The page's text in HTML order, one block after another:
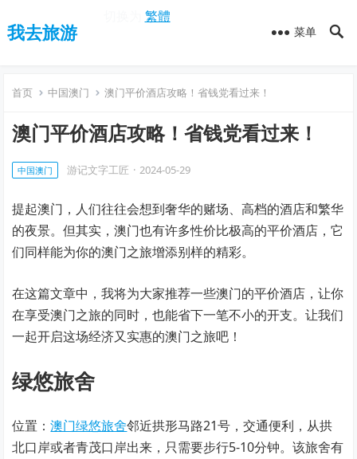
繁體
我去旅游 菜单
首页 中国澳门 澳门平价酒店攻略！省钱党看过来！
澳门平价酒店攻略！省钱党看过来！
中国澳门 游记文字工匠 · 2024-05-29
提起澳门，人们往往会想到奢华的赌场、高档的酒店和繁华
的夜景。但其实，澳门也有许多性价比极高的平价酒店，它
们同样能为你的澳门之旅增添别样的精彩。
在这篇文章中，我将为大家推荐一些澳门的平价酒店，让你
在享受澳门之旅的同时，也能省下一笔不小的开支。让我们
一起开启这场经济又实惠的澳门之旅吧！
绿悠旅舍
位置：澳门绿悠旅舍邻近拱形马路21号，交通便利，从拱
北口岸或者青茂口岸出来，只需要步行5-10分钟。该旅舍有